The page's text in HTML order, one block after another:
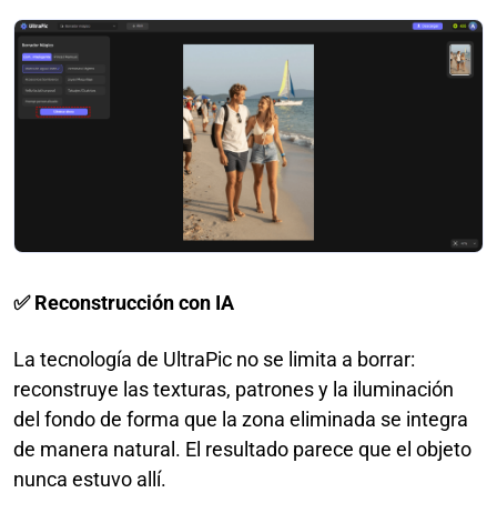
✅ Reconstrucción con IA
La tecnología de UltraPic no se limita a borrar:
reconstruye las texturas, patrones y la iluminación
del fondo de forma que la zona eliminada se integra
de manera natural. El resultado parece que el objeto
nunca estuvo allí.